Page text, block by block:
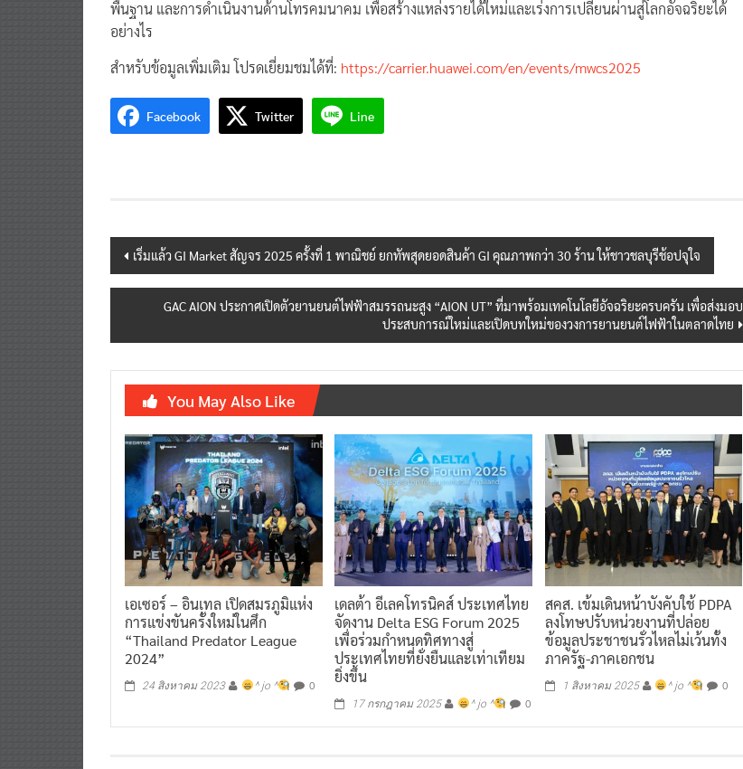
พื้นฐาน และการดำเนินงานด้านโทรคมนาคม เพื่อสร้างแหล่งรายได้ใหม่และเร่งการเปลี่ยนผ่านสู่โลกอัจฉริยะได้
อย่างไร
สำหรับข้อมูลเพิ่มเติม โปรดเยี่ยมชมได้ที่: https://carrier.huawei.com/en/events/mwcs2025
Facebook Twitter Line
Post
navigation
เริ่มแล้ว GI Market สัญจร 2025 ครั้งที่ 1 พาณิชย์ ยกทัพสุดยอดสินค้า GI คุณภาพกว่า 30 ร้าน ให้ชาวชลบุรีช้อปจุใจ
GAC AION ประกาศเปิดตัวยานยนต์ไฟฟ้าสมรรถนะสูง “AION UT” ที่มาพร้อมเทคโนโลยีอัจฉริยะครบครัน เพื่อส่งมอบ
ประสบการณ์ใหม่และเปิดบทใหม่ของวงการยานยนต์ไฟฟ้าในตลาดไทย
You May Also Like
เอเซอร์ – อินเทล เปิดสมรภูมิแห่ง
การแข่งขันครั้งใหม่ในศึก
“Thailand Predator League
2024”
24 สิงหาคม 2023 ^ jo ^ 0
เดลต้า อีเลคโทรนิคส์ ประเทศไทย
จัดงาน Delta ESG Forum 2025
เพื่อร่วมกำหนดทิศทางสู่
ประเทศไทยที่ยั่งยืนและเท่าเทียม
ยิ่งขึ้น
17 กรกฎาคม 2025 ^ jo ^ 0
สคส. เข้มเดินหน้าบังคับใช้ PDPA
ลงโทษปรับหน่วยงานที่ปล่อย
ข้อมูลประชาชนรั่วไหลไม่เว้นทั้ง
ภาครัฐ-ภาคเอกชน
1 สิงหาคม 2025 ^ jo ^ 0